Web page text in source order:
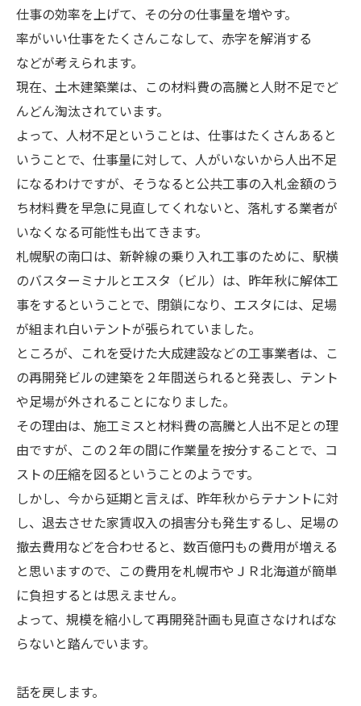
仕事の効率を上げて、その分の仕事量を増やす。
率がいい仕事をたくさんこなして、赤字を解消する
などが考えられます。
現在、土木建築業は、この材料費の高騰と人財不足でど
んどん淘汰されています。
よって、人材不足ということは、仕事はたくさんあると
いうことで、仕事量に対して、人がいないから人出不足
になるわけですが、そうなると公共工事の入札金額のう
ち材料費を早急に見直してくれないと、落札する業者が
いなくなる可能性も出てきます。
札幌駅の南口は、新幹線の乗り入れ工事のために、駅横
のバスターミナルとエスタ（ビル）は、昨年秋に解体工
事をするということで、閉鎖になり、エスタには、足場
が組まれ白いテントが張られていました。
ところが、これを受けた大成建設などの工事業者は、こ
の再開発ビルの建築を２年間送られると発表し、テント
や足場が外されることになりました。
その理由は、施工ミスと材料費の高騰と人出不足との理
由ですが、この２年の間に作業量を按分することで、コ
ストの圧縮を図るということのようです。
しかし、今から延期と言えば、昨年秋からテナントに対
し、退去させた家賃収入の損害分も発生するし、足場の
撤去費用などを合わせると、数百億円もの費用が増える
と思いますので、この費用を札幌市やＪＲ北海道が簡単
に負担するとは思えません。
よって、規模を縮小して再開発計画も見直さなければな
らないと踏んでいます。
話を戻します。